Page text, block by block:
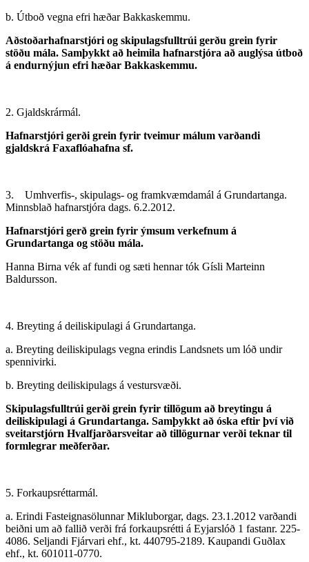
b. Útboð vegna efri hæðar Bakkaskemmu.
Aðstoðarhafnarstjóri og skipulagsfulltrúi gerðu grein fyrir
stöðu mála. Samþykkt að heimila hafnarstjóra að auglýsa útboð
á endurnýjun efri hæðar Bakkaskemmu.
2. Gjaldskrármál.
Hafnarstjóri gerði grein fyrir tveimur málum varðandi
gjaldskrá Faxaflóahafna sf.
3. Umhverfis-, skipulags- og framkvæmdamál á Grundartanga.
Minnsblað hafnarstjóra dags. 6.2.2012.
Hafnarstjóri gerð grein fyrir ýmsum verkefnum á
Grundartanga og stöðu mála.
Hanna Birna vék af fundi og sæti hennar tók Gísli Marteinn
Baldursson.
4. Breyting á deiliskipulagi á Grundartanga.
a. Breyting deiliskipulags vegna erindis Landsnets um lóð undir
spennivirki.
b. Breyting deiliskipulags á vestursvæði.
Skipulagsfulltrúi gerði grein fyrir tillögum að breytingu á
deiliskipulagi á Grundartanga. Samþykkt að óska eftir því við
sveitarstjórn Hvalfjarðar­sveitar að tillögurnar verði teknar til
formlegrar meðferðar.
5. Forkaupsréttarmál.
a. Erindi Fasteignasölunnar Mikluborgar, dags. 23.1.2012 varðandi
beiðni um að fallið verði frá forkaupsrétti á Eyjarslóð 1 fastanr. 225-
4086. Seljandi Fjárvari ehf., kt. 440795-2189. Kaupandi Guðlax
ehf., kt. 601011-0770.